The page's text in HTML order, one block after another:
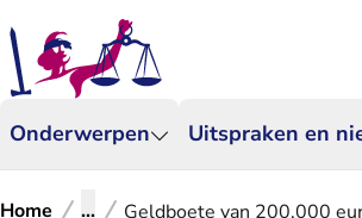
Onderwerpen Uitspraken en
Home ... Geldboete van 200.000